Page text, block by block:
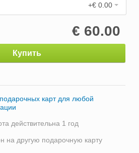
+€ 0.00
€ 60.00
Купить
карт для любой
действительна 1 год
на другую подарочную карту